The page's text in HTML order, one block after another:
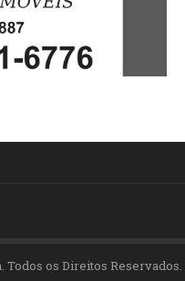
os Direitos Reservados.